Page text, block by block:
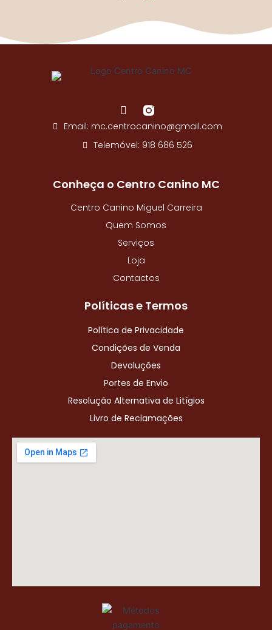
e
o
k
F
a
c
e
k
f
Email: mc.centrocanino@gmail.com
Telemóvel: 918 686 526
Conheça o Centro Canino MC
Centro Canino Miguel Carreira
Quem Somos
Serviços
Loja
Contactos
Políticas e Termos
Política de Privacidade
Condições de Venda
Devoluções
Portes de Envio
Resolução Alternativa de Litígios
Livro de Reclamações